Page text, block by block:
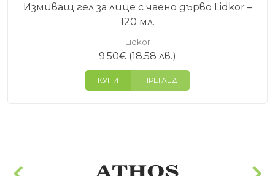
Измиващ гел за лице с чаено дърво Lidkor –
120 мл.
Lidkor
9.50€ (18.58 лв.)
КУПИ ПРЕГЛЕД